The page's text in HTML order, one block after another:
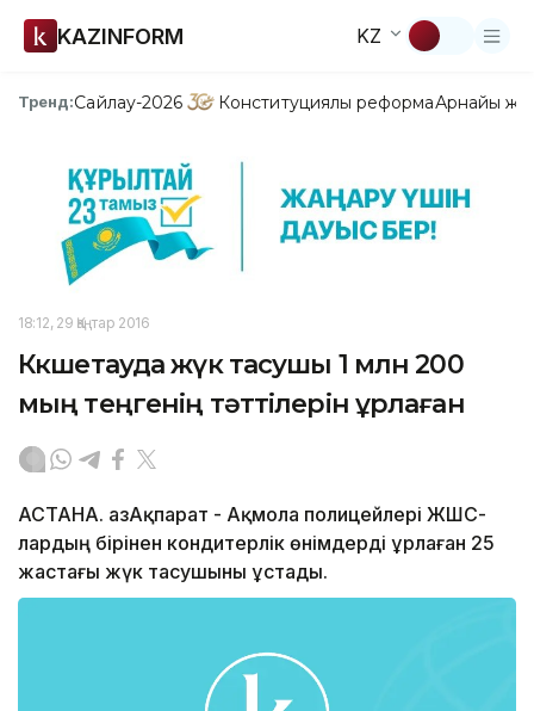
KAZINFORM KZ
Тренд:Сайлау-2026 Конституциялық реформаАрнайы
18:12, 29 Қаңтар 2016
Көкшетауда жүк тасушы 1 млн 200
мың теңгенің тәттілерін ұрлаған
АСТАНА. ҚазАқпарат - Ақмола полицейлері ЖШС-
лардың бірінен кондитерлік өнімдерді ұрлаған 25
жастағы жүк тасушыны ұстады.